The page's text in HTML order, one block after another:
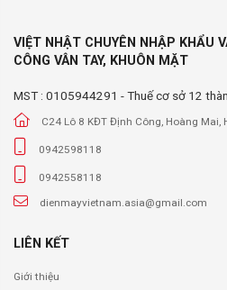
VIỆT NHẬT CHUYÊN NHẬP KHẨU
CÔNG VÂN TAY, KHUÔN MẶT
MST : 0105944291 - Thuế cơ sở 12
C24 Lô 8 KĐT Định Công, Hoàng Mai,
0942598118
0942558118
dienmayvietnam.asia@gmail.com
LIÊN KẾT
Giới thiệu